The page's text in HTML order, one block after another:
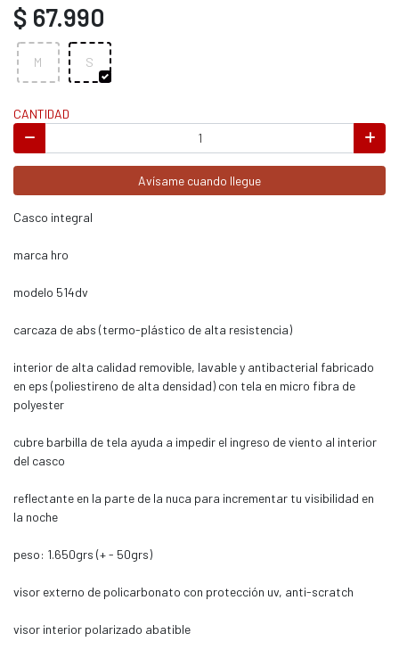
$ 67.990
M S
CANTIDAD
Avísame cuando llegue
Casco integral
marca hro
modelo 514dv
carcaza de abs (termo-plástico de alta resistencia)
interior de alta calidad removible, lavable y antibacterial fabricado
en eps (poliestireno de alta densidad) con tela en micro fibra de
polyester
cubre barbilla de tela ayuda a impedir el ingreso de viento al interior
del casco
reflectante en la parte de la nuca para incrementar tu visibilidad en
la noche
peso: 1.650grs (+ - 50grs)
visor externo de policarbonato con protección uv, anti-scratch
visor interior polarizado abatible